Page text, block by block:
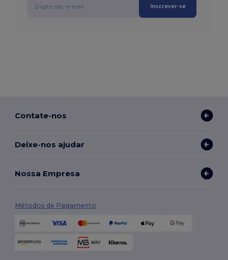
Inscrever-se
Contate-nos
Deixe-nos ajudar
Nossa Empresa
Métodos de Pagamento